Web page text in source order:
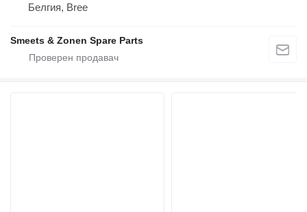
Белгия, Bree
Smeets & Zonen Spare Parts